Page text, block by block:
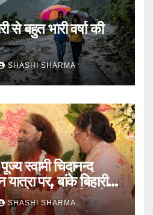
से बहुत भारी वर्षा की
SHASHI SHARMA
स्वामी चिदानन्द
पर, बांके बिहारी
की समृद्धि, शांति और
SHASHI SHARMA